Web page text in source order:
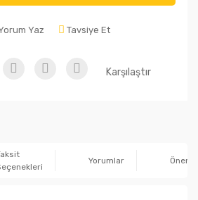
Yaz Tavsiye Et
Karşılaştır
Yorumlar